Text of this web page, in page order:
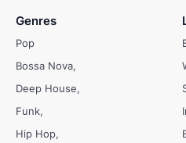
Genres
Pop
Bossa Nova
Deep House
Funk
Hip Hop